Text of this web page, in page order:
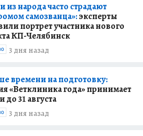
из народа часто страдают
самозванца»:эксперты
портрет участника нового
КП-Челябинск
3 дня назад
времени на подготовку:
«Ветклиника года» принимает
до 31 августа
3 дня назад